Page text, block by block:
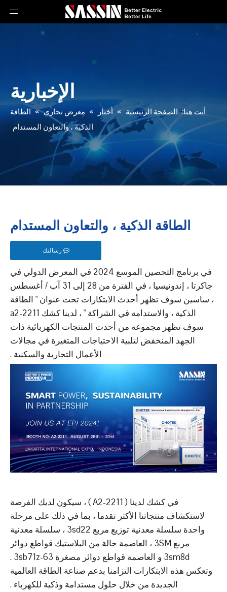
الإخبارية
أنت هنا: الصفحة الرئيسية » أخبار » معرض تجاري » الطاقة
الذكية ، والتعاون المستدام
الطاقة الذكية ، والتعاون المستدام
رسالتك
في برنامج التحصين الموسع 2024 في المعرض الدولي في
جاكرتا ، إندونيسيا ، في الفترة من 28 إلى 31 آب / أغسطس
، ساسين سوف تظهر أحدث الابتكارات تحت عنوان " الطاقة
الذكية ، والاستدامة في الشراكة " ، لدينا كشك a2-2211
سوف تظهر مجموعة من أحدث المنتجات الكهربائية ذات
الجهد المنخفض لتلبية الاحتياجات المتغيرة في مجالات
الأعمال التجارية والسكنية .
في كشك لدينا ( A2-2211 ) ، سيكون لديك الفرصة
لاستكشاف منتجاتنا الأكثر تقدما ، بما في ذلك على مرحلة
واحدة سلسلة معدنية توزيع مربع 3sd22 ، سلسلة معدنية
مربع 3SM ، العاصمة حالة من البلاستيك قواطع دوائر
3sm8d و العاصمة قواطع دوائر مصغرة 3sb71z-63 .
وتعكس هذه الابتكارات التزامنا بدعم صناعة الطاقة العالمية
الجديدة من خلال حلول مستدامة وذكية للكهرباء .